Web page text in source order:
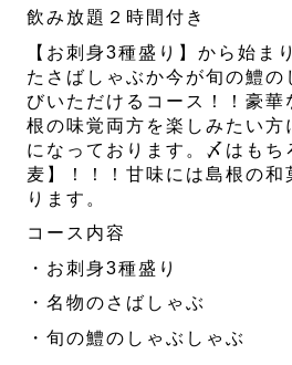
飲み放題２時間付き
【お刺身3種盛り】から始ま
たさばしゃぶか今が旬の鱧の
びいただけるコース！！豪華
根の味覚両方を楽しみたい方
になっております。〆はもち
麦】！！！甘味には島根の和
ります。
コース内容
・お刺身3種盛り
・名物のさばしゃぶ
・旬の鱧のしゃぶしゃぶ